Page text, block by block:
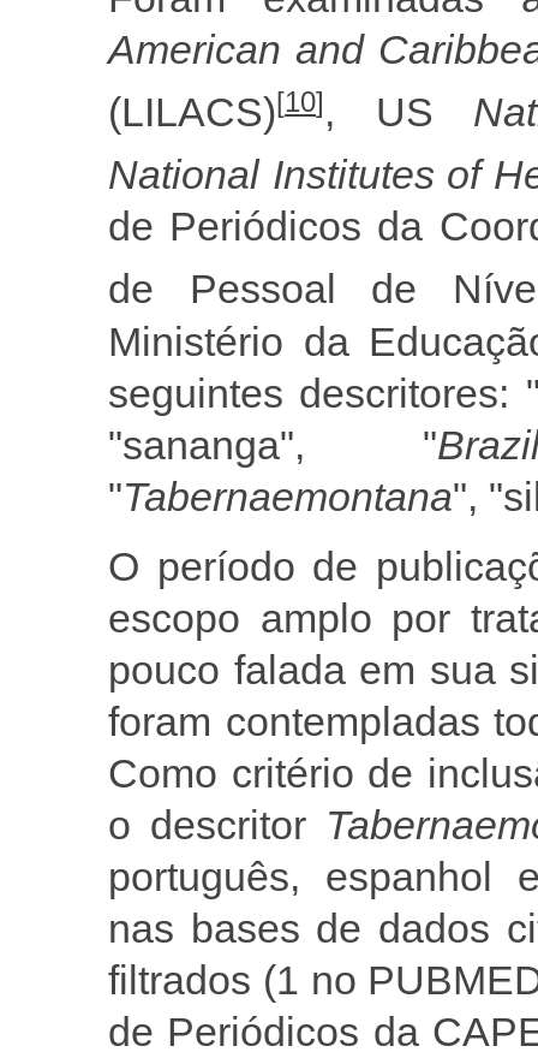
American and
(LILACS)[10], US
National Institutes of
de Periódicos da
de Pessoal de
Ministério da
seguintes descritores:
"sananga", "
"Tabernaemontana",
O período de
escopo amplo por
pouco falada em sua
foram contempladas
Como critério de
o descritor
português, espanhol
nas bases de dados
filtrados (1 no
de Periódicos da